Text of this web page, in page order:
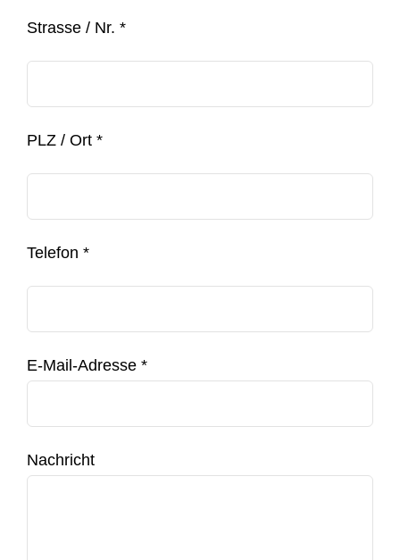
Strasse / Nr. *
PLZ / Ort *
Telefon *
E-Mail-Adresse *
Nachricht